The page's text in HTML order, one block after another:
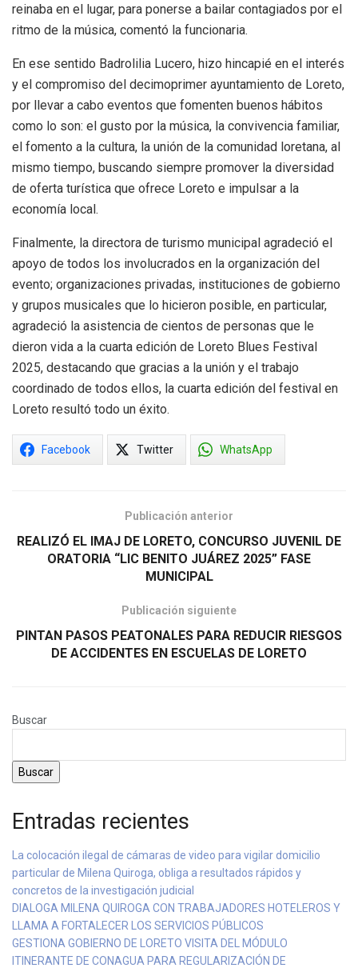
reinaba en el lugar, para ponerse a bailar contagiados por el
ritmo de la música, comentó la funcionaria.
En ese sentido Badrolilia Lucero, hizo hincapié en el interés
y el compromiso del decimoprimer ayuntamiento de Loreto,
por llevar a cabo eventos que fomenten buenos hábitos
como lo son: el gusto por la música, la convivencia familiar,
el fomento a la cultura, la unión de la comunidad loretana, al
mismo tiempo, buscando siempre promover la diversidad
de oferta turística que ofrece Loreto e impulsar a la
economía local.
Finalmente, la directora de turismo municipal agradeció el
apoyo de todos los involucrados en la organización del
evento; organizaciones privadas, instituciones de gobierno
y grupos musicales que lo hicieron posible, en particular,
agradeció la asistencia de cientos de personas que le
dieron vida a la cuarta edición de Loreto Blues Festival
2025, destacando que gracias a la unión y el trabajo
coordinado de todos ellos, la cuarta edición del festival en
Loreto resultó todo un éxito.
Facebook Twitter WhatsApp
Publicación anterior
REALIZÓ EL IMAJ DE LORETO, CONCURSO JUVENIL DE
ORATORIA “LIC BENITO JUÁREZ 2025” FASE
MUNICIPAL
Publicación siguiente
PINTAN PASOS PEATONALES PARA REDUCIR RIESGOS
DE ACCIDENTES EN ESCUELAS DE LORETO
Buscar
Buscar
Entradas recientes
La colocación ilegal de cámaras de video para vigilar domicilio
particular de Milena Quiroga, obliga a resultados rápidos y
concretos de la investigación judicial
DIALOGA MILENA QUIROGA CON TRABAJADORES HOTELEROS Y
LLAMA A FORTALECER LOS SERVICIOS PÚBLICOS
GESTIONA GOBIERNO DE LORETO VISITA DEL MÓDULO
ITINERANTE DE CONAGUA PARA REGULARIZACIÓN DE